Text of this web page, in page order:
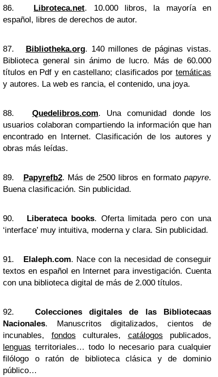
86. Libroteca.net. 10.000 libros, la mayoría en
español, libres de derechos de autor.
87. Bibliotheka.org. 140 millones de páginas vistas.
Biblioteca general sin ánimo de lucro. Más de 60.000
títulos en Pdf y en castellano; clasificados por temáticas
y autores. La web es rancia, el contenido, una joya.
88. Quedelibros.com. Una comunidad donde los
usuarios colaboran compartiendo la información que han
encontrado en Internet. Clasificación de los autores y
obras más leídas.
89. Papyrefb2. Más de 2500 libros en formatopapyre.
Buena clasificación. Sin publicidad.
90. Liberateca books. Oferta limitada pero con una
‘interface’ muy intuitiva, moderna y clara. Sin publicidad.
91. Elaleph.com. Nace con la necesidad de conseguir
textos en español en Internet para investigación. Cuenta
con una biblioteca digital de más de 2.000 títulos.
92. Colecciones digitales de las Bibliotecaas
Nacionales. Manuscritos digitalizados, cientos de
incunables, fondos culturales, catálogos publicados,
lenguas territoriales… todo lo necesario para cualquier
filólogo o ratón de biblioteca clásica y de dominio
público…